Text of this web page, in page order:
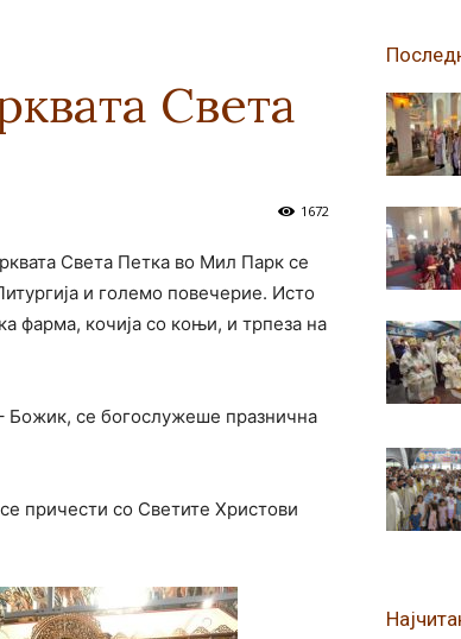
Епархија
Света
1672
Света Петка во Мил Парк се
и големо повечерие. Исто
фарма, кочија со коњи, и трпеза на
Божик, се богослужеше празнична
причести со Светите Христови